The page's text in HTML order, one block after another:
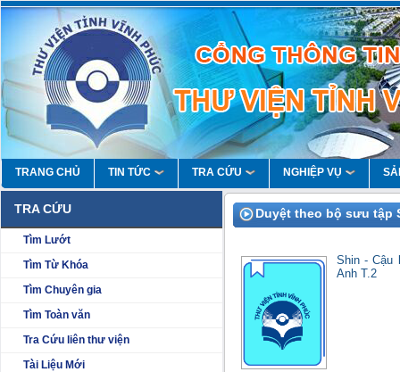
TRANG CHỦ TIN TỨC TRA CỨU NGHIỆP VỤ
TRA CỨU
Tìm Lướt
Tìm Từ Khóa
Tìm Chuyên gia
Tìm Toàn văn
Tra Cứu liên thư viện
Tài Liệu Mới
Duyệt theo bộ sưu tập
Shin - Cậu
Anh T.2